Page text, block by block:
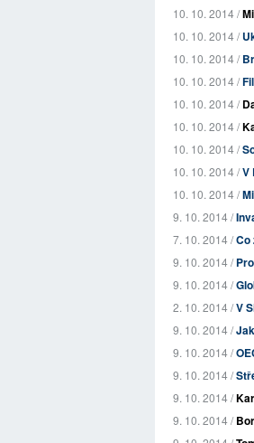
10. 10. 2014 /
10. 10. 2014 /
10. 10. 2014 /
10. 10. 2014 /
10. 10. 2014 /
10. 10. 2014 /
10. 10. 2014 /
10. 10. 2014 /V
10. 10. 2014 /
9. 10. 2014 /
7. 10. 2014 /Co
9. 10. 2014 /
9. 10. 2014 /
2. 10. 2014 /V
9. 10. 2014 /
9. 10. 2014 /
9. 10. 2014 /
9. 10. 2014 /
9. 10. 2014 /